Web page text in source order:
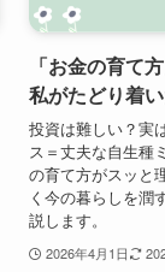
「お金の育て
私がたどり着
投資は難しい？実
ス＝丈夫な自生種
の育て方がスッと
く今の暮らしを潤
説します。
2026年4月1日